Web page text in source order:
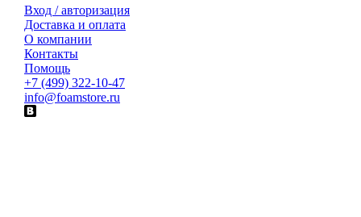
Вход / авторизация
Доставка и оплата
О компании
Контакты
Помощь
+7 (499) 322-10-47
info@foamstore.ru